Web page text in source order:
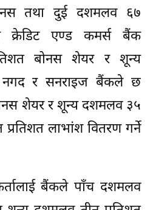
तथा दुई दशमलव ६७
क्रेडिट एण्ड कमर्स बैंक
बोनस शेयर र शून्य
नगद र सनराइज बैंकले छ
शेयर र शून्य दशमलव ३५
लाभांश वितरण गर्ने
बैंकले पाँच दशमलव